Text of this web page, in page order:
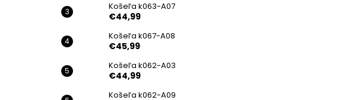
Košeľa k063-A07
€44,99
Košeľa k067-A08
€45,99
Košeľa k062-A03
€44,99
Košeľa k062-A09